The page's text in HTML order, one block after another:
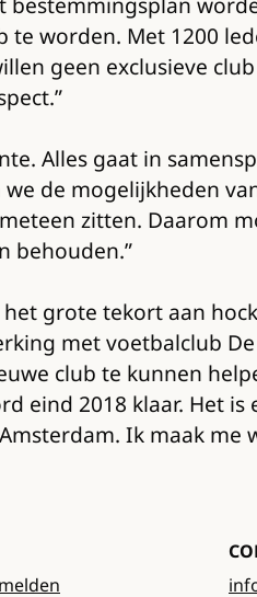
worden. Met 1200
geen exclusieve
Alles gaat in
de mogelijkheden
zitten. Daarom
behouden.”
grote tekort aan
met voetbalclub
club te kunnen
eind 2018 klaar. Het
Ik maak